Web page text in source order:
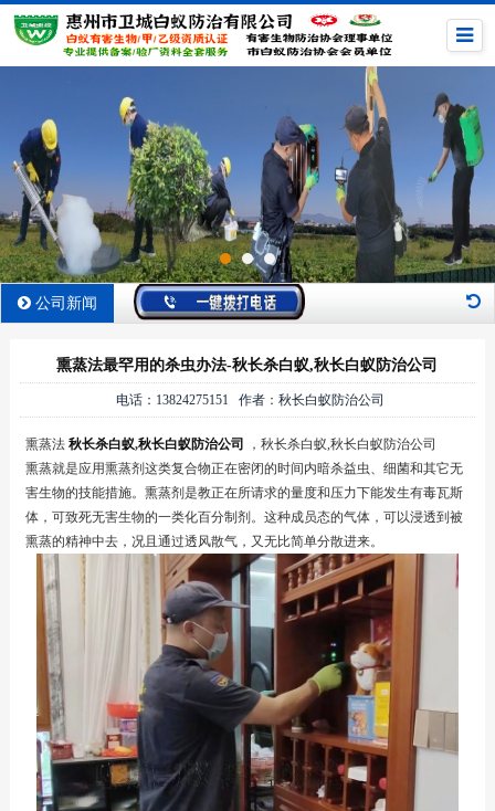
公司新闻
熏蒸法最罕用的杀虫办法-秋长杀白蚁,秋长白蚁防治公司
电话：13824275151 作者：秋长白蚁防治公司
熏蒸法 秋长杀白蚁,秋长白蚁防治公司
，秋长杀白蚁,秋长白蚁防治公司
熏蒸就是应用熏蒸剂这类复合物正在密闭的时间内暗杀益虫、细菌和其它无
害生物的技能措施。熏蒸剂是教正在所请求的量度和压力下能发生有毒瓦斯
体，可致死无害生物的一类化百分制剂。这种成员态的气体，可以浸透到被
熏蒸的精神中去，况且通过透风散气，又无比简单分散进来。